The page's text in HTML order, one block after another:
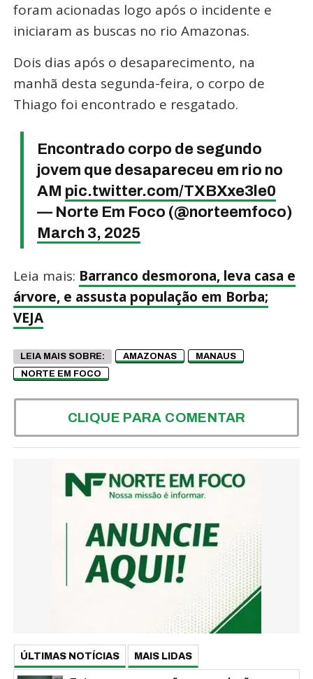
foram acionadas logo após o incidente e
iniciaram as buscas no rio Amazonas.
Dois dias após o desaparecimento, na
manhã desta segunda-feira, o corpo de
Thiago foi encontrado e resgatado.
Encontrado corpo de segundo
jovem que desapareceu em rio no
AM pic.twitter.com/TXBXxe3le0
— Norte Em Foco (@norteemfoco)
March 3, 2025
Leia mais: Barranco desmorona, leva casa e
árvore, e assusta população em Borba;
VEJA
LEIA MAIS SOBRE: AMAZONAS
MANAUS
NORTE EM FOCO
CLIQUE PARA COMENTAR
ÚLTIMAS NOTÍCIAS MAIS LIDAS